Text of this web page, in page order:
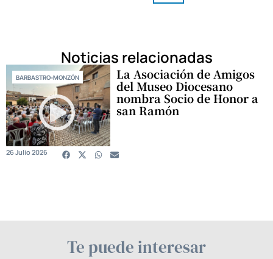
Noticias relacionadas
BARBASTRO-MONZÓN La Asociación de Amigos
del Museo Diocesano
nombra Socio de Honor a
san Ramón
26 Julio 2026
Te puede interesar